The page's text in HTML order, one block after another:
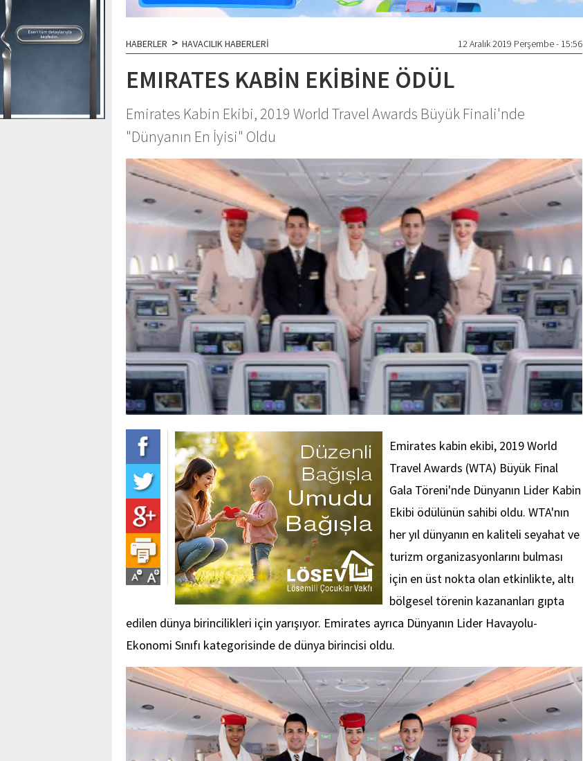
HABERLER > HAVACILIK HABERLERİ 12 Aralık 2019 Perşembe - 15:56
EMIRATES KABİN EKİBİNE ÖDÜL
Emirates Kabin Ekibi, 2019 World Travel Awards Büyük Finali'nde
"Dünyanın En İyisi" Oldu
Emirates kabin ekibi, 2019 World
Travel Awards (WTA) Büyük Final
Gala Töreni'nde Dünyanın Lider Kabin
Ekibi ödülünün sahibi oldu. WTA'nın
her yıl dünyanın en kaliteli seyahat ve
turizm organizasyonlarını bulması
için en üst nokta olan etkinlikte, altı
bölgesel törenin kazananları gıpta
edilen dünya birincilikleri için yarışıyor. Emirates ayrıca Dünyanın Lider Havayolu-
Ekonomi Sınıfı kategorisinde de dünya birincisi oldu.